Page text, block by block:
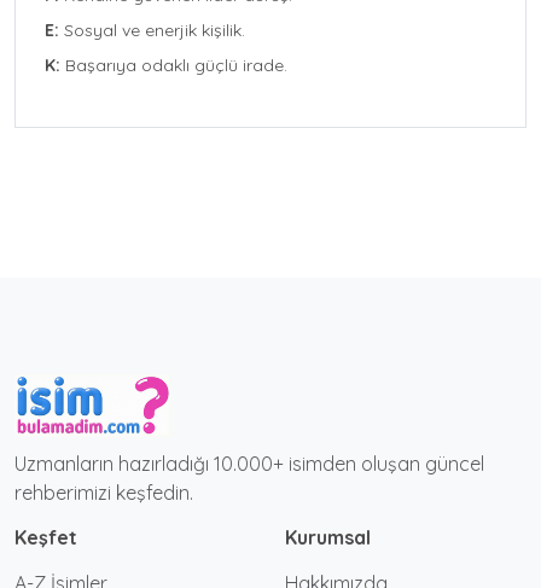
E: Sosyal ve enerjik kişilik.
K: Başarıya odaklı güçlü irade.
Uzmanların hazırladığı 10.000+ isimden oluşan güncel
rehberimizi keşfedin.
Keşfet
A-Z İsimler
Kurumsal
Hakkımızda